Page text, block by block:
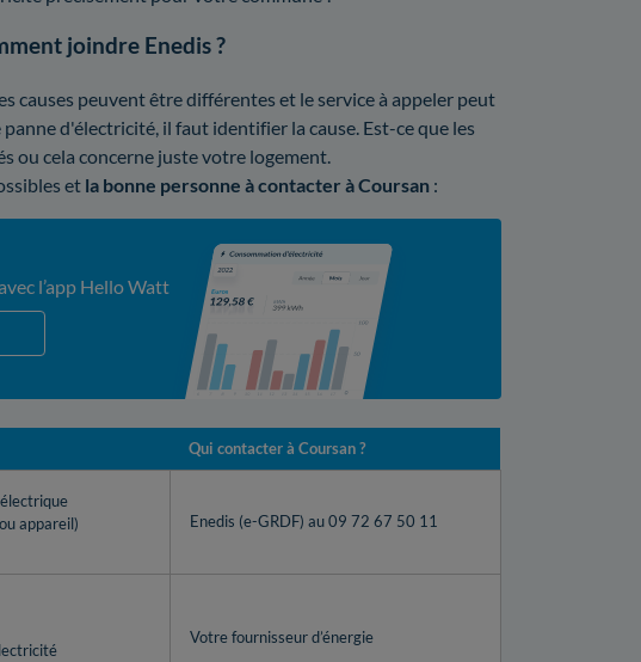
joindre Enedis ?
causes peuvent être différentes et le service à appeler peut
d'électricité, il faut identifier la cause. Est-ce que les
ou cela concerne juste votre logement.
et la bonne personne à contacter à Coursan :
l’app Hello Watt
Qui contacter à Coursan ?
appareil)
Enedis (e-GRDF) au 09 72 67 50 11
Votre fournisseur d’énergie